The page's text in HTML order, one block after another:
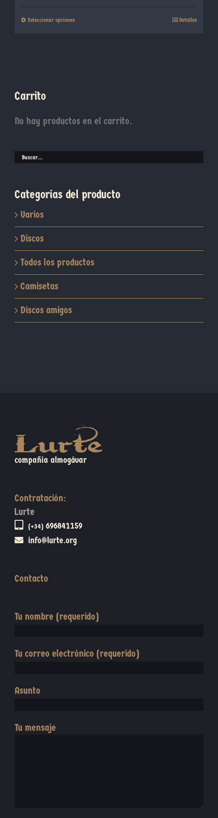
Seleccionar opcionesEste
de
Detalles
Carrito
No hay productos en el carrito.
Categorías del producto
Varios
Discos
Todos los productos
Camisetas
Discos amigos
compañía almogávar
Contratación:
Lurte
(+34) 696841159
info@lurte.org
Contacto
Tu nombre (requerido)
Tu correo electrónico (requerido)
Asunto
Tu mensaje